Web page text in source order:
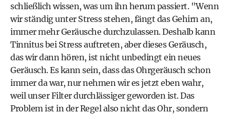
schließlich wissen, was um ihn herum passiert. "Wenn
wir ständig unter Stress stehen, fängt das Gehirn an,
immer mehr Geräusche durchzulassen. Deshalb kann
Tinnitus bei Stress auftreten, aber dieses Geräusch,
das wir dann hören, ist nicht unbedingt ein neues
Geräusch. Es kann sein, dass das Ohrgeräusch schon
immer da war, nur nehmen wir es jetzt eben wahr,
weil unser Filter durchlässiger geworden ist. Das
Problem ist in der Regel also nicht das Ohr, sondern